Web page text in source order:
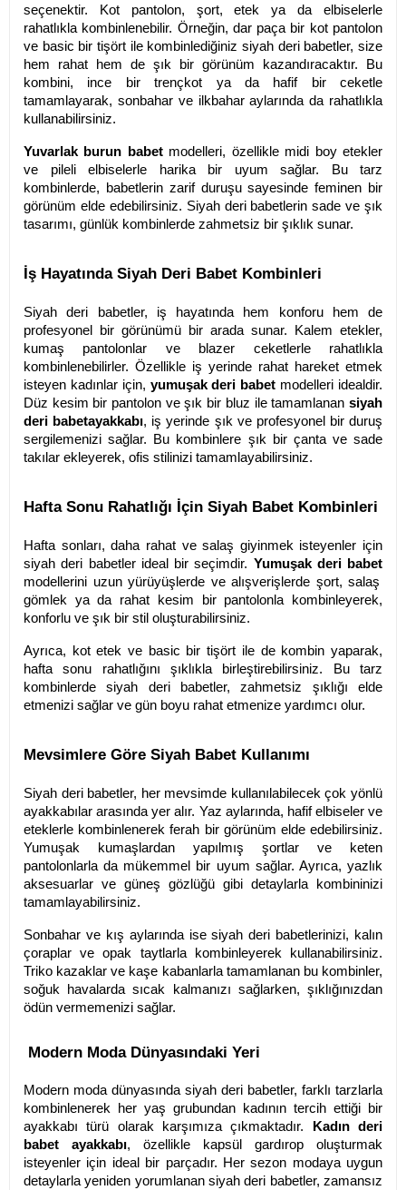
seçenektir. Kot pantolon, şort, etek ya da elbiselerle
rahatlıkla kombinlenebilir. Örneğin, dar paça bir kot pantolon
ve basic bir tişört ile kombinlediğiniz siyah deri babetler, size
hem rahat hem de şık bir görünüm kazandıracaktır. Bu
kombini, ince bir trençkot ya da hafif bir ceketle
tamamlayarak, sonbahar ve ilkbahar aylarında da rahatlıkla
kullanabilirsiniz.
Yuvarlak burun babetmodelleri, özellikle midi boy etekler
ve pileli elbiselerle harika bir uyum sağlar. Bu tarz
kombinlerde, babetlerin zarif duruşu sayesinde feminen bir
görünüm elde edebilirsiniz. Siyah deri babetlerin sade ve şık
tasarımı, günlük kombinlerde zahmetsiz bir şıklık sunar.
İş Hayatında Siyah Deri Babet Kombinleri
Siyah deri babetler, iş hayatında hem konforu hem de
profesyonel bir görünümü bir arada sunar. Kalem etekler,
kumaş pantolonlar ve blazer ceketlerle rahatlıkla
kombinlenebilirler. Özellikle iş yerinde rahat hareket etmek
isteyen kadınlar için, yumuşak deri babet modelleri idealdir.
Düz kesim bir pantolon ve şık bir bluz ile tamamlanan siyah
deri babetayakkabı, iş yerinde şık ve profesyonel bir duruş
sergilemenizi sağlar. Bu kombinlere şık bir çanta ve sade
takılar ekleyerek, ofis stilinizi tamamlayabilirsiniz.
Hafta Sonu Rahatlığı İçin Siyah Babet Kombinleri
Hafta sonları, daha rahat ve salaş giyinmek isteyenler için
siyah deri babetler ideal bir seçimdir. Yumuşak deri babet
modellerini uzun yürüyüşlerde ve alışverişlerde şort, salaş
gömlek ya da rahat kesim bir pantolonla kombinleyerek,
konforlu ve şık bir stil oluşturabilirsiniz.
Ayrıca, kot etek ve basic bir tişört ile de kombin yaparak,
hafta sonu rahatlığını şıklıkla birleştirebilirsiniz. Bu tarz
kombinlerde siyah deri babetler, zahmetsiz şıklığı elde
etmenizi sağlar ve gün boyu rahat etmenize yardımcı olur.
Mevsimlere Göre Siyah Babet Kullanımı
Siyah deri babetler, her mevsimde kullanılabilecek çok yönlü
ayakkabılar arasında yer alır. Yaz aylarında, hafif elbiseler ve
eteklerle kombinlenerek ferah bir görünüm elde edebilirsiniz.
Yumuşak kumaşlardan yapılmış şortlar ve keten
pantolonlarla da mükemmel bir uyum sağlar. Ayrıca, yazlık
aksesuarlar ve güneş gözlüğü gibi detaylarla kombininizi
tamamlayabilirsiniz.
Sonbahar ve kış aylarında ise siyah deri babetlerinizi, kalın
çoraplar ve opak taytlarla kombinleyerek kullanabilirsiniz.
Triko kazaklar ve kaşe kabanlarla tamamlanan bu kombinler,
soğuk havalarda sıcak kalmanızı sağlarken, şıklığınızdan
ödün vermemenizi sağlar.
Modern Moda Dünyasındaki Yeri
Modern moda dünyasında siyah deri babetler, farklı tarzlarla
kombinlenerek her yaş grubundan kadının tercih ettiği bir
ayakkabı türü olarak karşımıza çıkmaktadır.
Kadın deri
babet ayakkabı, özellikle kapsül gardırop oluşturmak
isteyenler için ideal bir parçadır. Her sezon modaya uygun
detaylarla yeniden yorumlanan siyah deri babetler, zamansız